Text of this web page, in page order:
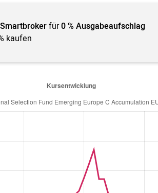
Smartbrokerfür0 % Ausgabeaufschlag
kaufen